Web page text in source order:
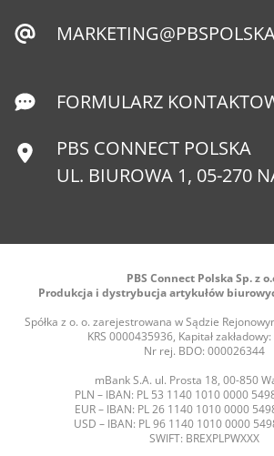
FORMULARZ
PBS CONNECT POLSKA
UL. BIUROWA 1, 05-270
PBS Connect Polska Sp. z
Produkcja i dystrybucja artykułów
Spółka z o. o. zarejestrowana w Sądzie
KRS 0000435936, Kapitał
Nr rej. BDO: 000026344
mBank S.A. ul. Prosta 18, 00-850
PLN – IBAN: PL 53 1140 1010 0000
EUR – IBAN: PL 26 1140 1010 0000
USD – IBAN: PL 96 1140 1010 0000
SWIFT: BREXPLPWXXX